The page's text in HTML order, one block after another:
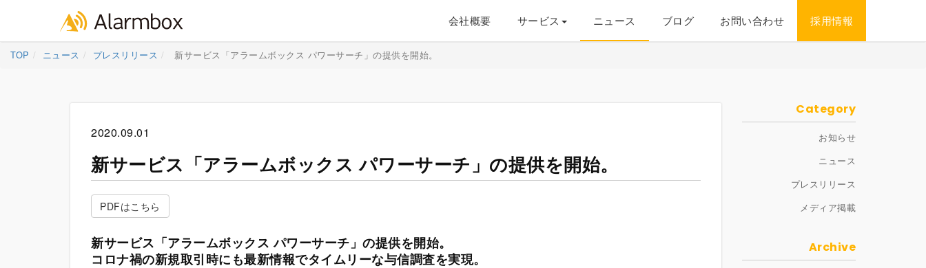
Skip
会社概要 サービス ニュース ブログ お問い合わせ 採用情報
TOP ニュース プレスリリース 新サービス「アラームボックス パワーサーチ」の提供を開始。
2020.09.01
新サービス「アラームボックス パワーサーチ」の提供を開始。
PDFはこちら
新サービス「アラームボックス パワーサーチ」の提供を開始。
コロナ禍の新規取引時にも最新情報でタイムリーな与信調査を実現。
Category
お知らせ
ニュース
プレスリリース
メディア掲載
Archive